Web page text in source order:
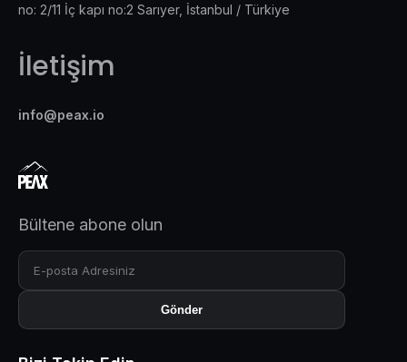
no: 2/11 İç kapı no:2 Sarıyer, İstanbul / Türkiye
İletişim
info@peax.io
Bültene abone olun
Gönder